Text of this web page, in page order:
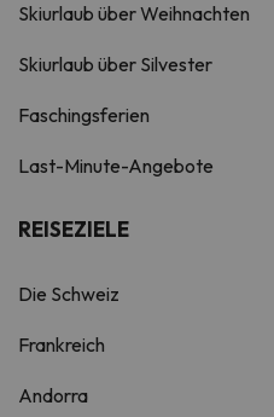
Skiurlaub über Weihnachten
Skiurlaub über Silvester
Faschingsferien
Last-Minute-Angebote
REISEZIELE
Die Schweiz
Frankreich
Andorra